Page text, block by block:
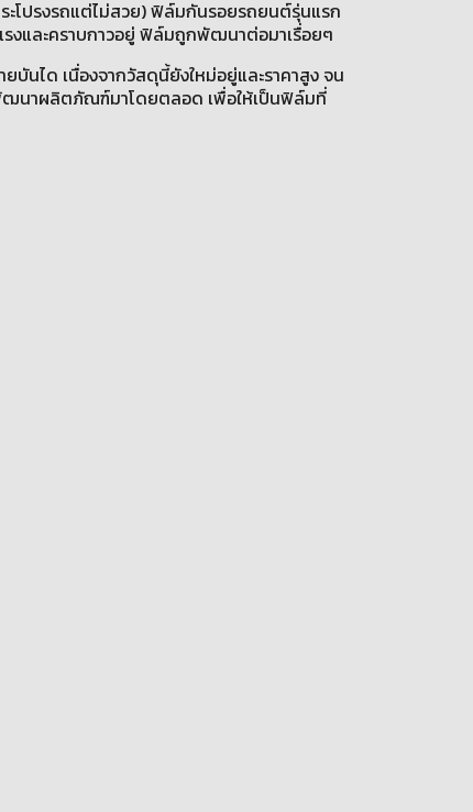
ะโปรงรถแต่ไม่สวย) ฟิล์มกันรอยรถยนต์รุ่นแรก
งและคราบกาวอยู่ ฟิล์มถูกพัฒนาต่อมาเรื่อยๆ
ยบันได เนื่องจากวัสดุนี้ยังใหม่อยู่และราคาสูง จน
ฒนาผลิตภัณฑ์มาโดยตลอด เพื่อให้เป็นฟิล์มที่